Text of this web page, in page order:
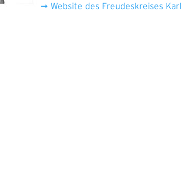
➞ Website des Freudeskreises